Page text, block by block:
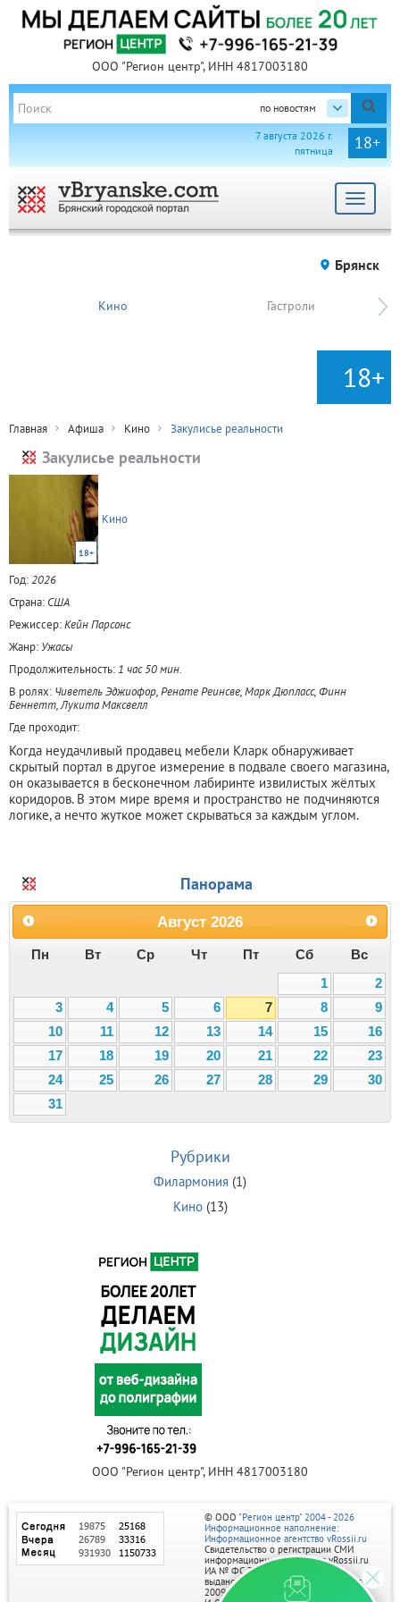
ООО "Регион центр", ИНН 4817003180
по новостям
18+
7 августа 2026 г.
пятница
Toggle
Брянск
Кино Гастроли
18+
Главная Афиша Кино Закулисье реальности
Закулисье реальности
18+
Кино
Год:2026
Страна: США
Режиссер:Кейн Парсонс
Жанр: Ужасы
Продолжительность: 1 час 50 мин.
В ролях: Чиветель Эджиофор, Ренате Реинсве, Марк Дюпласс, Финн
Беннетт, Лукита Максвелл
Где проходит:
Когда неудачливый продавец мебели Кларк обнаруживает
скрытый портал в другое измерение в подвале своего магазина,
он оказывается в бесконечном лабиринте извилистых жёлтых
коридоров. В этом мире время и пространство не подчиняются
логике, а нечто жуткое может скрываться за каждым углом.
Панорама
Август 2026
Пн Вт Ср Чт Пт Сб
Вс
1
2
3
4 5 6 7 8
9
10
11 12 13 14 15
16
17
18 19 20 21 22
23
24
25 26 27 28 29
30
31
Рубрики
Филармония (1)
Кино(13)
ООО "Регион центр", ИНН 4817003180
© ООО "Регион центр" 2004 - 2026
Информационное наполнение:
Информационное агентство vRossii.ru
Свидетельство о регистрации СМИ
информационного агентства vRossii.ru
ИА № ФС 77‑35502
выдано РОСКОМНАДЗОРом 04 марта
2009г.